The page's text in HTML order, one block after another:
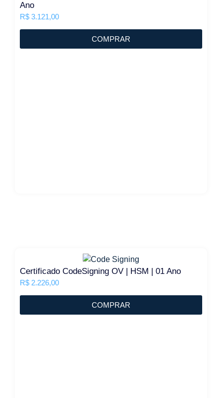
Ano
R$ 3.121,00
COMPRAR
Certificado CodeSigning OV | HSM | 01 Ano
R$ 2.226,00
COMPRAR